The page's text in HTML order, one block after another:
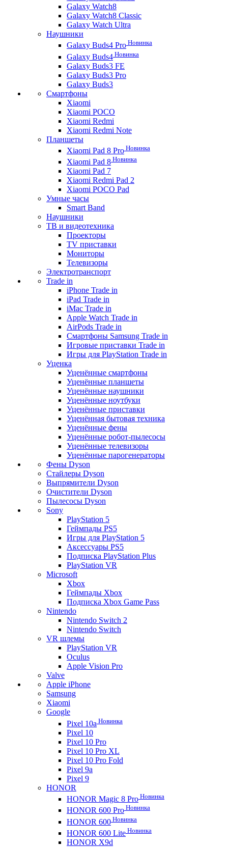
Galaxy Watch8
Galaxy Watch8 Classic
Galaxy Watch Ultra
Наушники
Galaxy Buds4 Pro Новинка
Galaxy Buds4 Новинка
Galaxy Buds3 FE
Galaxy Buds3 Pro
Galaxy Buds3
Смартфоны
Xiaomi
Xiaomi POCO
Xiaomi Redmi
Xiaomi Redmi Note
Планшеты
Xiaomi Pad 8 Pro Новинка
Xiaomi Pad 8 Новинка
Xiaomi Pad 7
Xiaomi Redmi Pad 2
Xiaomi POCO Pad
Умные часы
Smart Band
Наушники
ТВ и видеотехника
Проекторы
TV приставки
Мониторы
Телевизоры
Электротранспорт
Trade in
iPhone Trade in
iPad Trade in
iMac Trade in
Apple Watch Trade in
AirPods Trade in
Смартфоны Samsung Trade in
Игровые приставки Trade in
Игры для PlayStation Trade in
Уценка
Уценённые смартфоны
Уценённые планшеты
Уценённые наушники
Уценённые ноутбуки
Уценённые приставки
Уценённая бытовая техника
Уценённые фены
Уценённые робот-пылесосы
Уценённые телевизоры
Уценённые парогенераторы
Фены Dyson
Стайлеры Dyson
Выпрямители Dyson
Очистители Dyson
Пылесосы Dyson
Sony
PlayStation 5
Геймпады PS5
Игры для PlayStation 5
Аксессуары PS5
Подписка PlayStation Plus
PlayStation VR
Microsoft
Xbox
Геймпады Xbox
Подписка Xbox Game Pass
Nintendo
Nintendo Switch 2
Nintendo Switch
VR шлемы
PlayStation VR
Oculus
Apple Vision Pro
Valve
Apple iPhone
Samsung
Xiaomi
Google
Pixel 10a Новинка
Pixel 10
Pixel 10 Pro
Pixel 10 Pro XL
Pixel 10 Pro Fold
Pixel 9a
Pixel 9
HONOR
HONOR Magic 8 Pro Новинка
HONOR 600 Pro Новинка
HONOR 600 Новинка
HONOR 600 Lite Новинка
HONOR X9d